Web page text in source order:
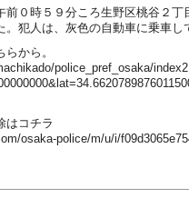
前０時５９分ころ生野区桃谷２
。犯人は、灰色の自動車に乗車
から。
police_pref_osaka/
はコチラ
osaka-police/m/u/i/